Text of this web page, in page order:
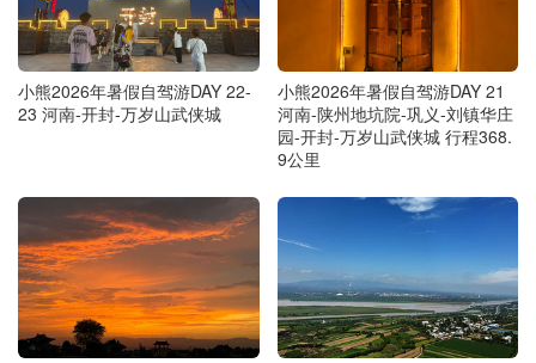
小熊2026年暑假自驾游DAY 22-
23 河南-开封-万岁山武侠城
小熊2026年暑假自驾游DAY 21
河南-陕州地坑院-巩义-刘镇华庄
园-开封-万岁山武侠城 行程368.
9公里